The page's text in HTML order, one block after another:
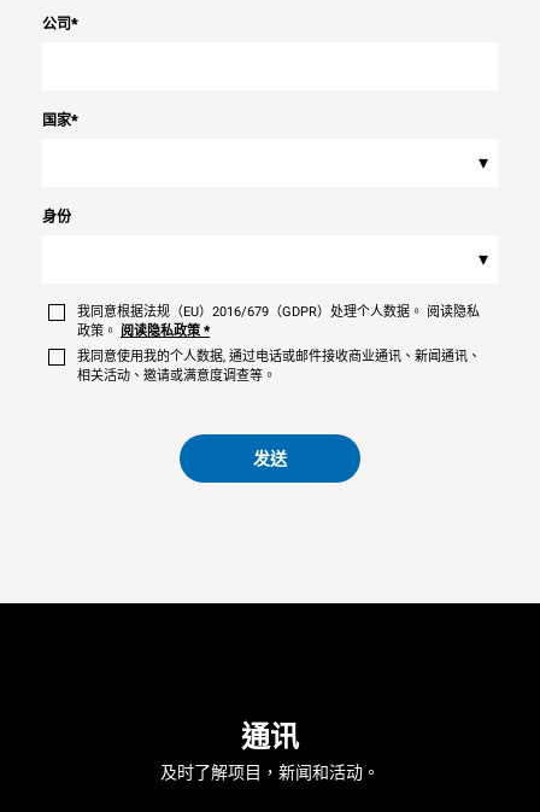
公司*
国家*
▾
身份
▾
我同意根据法规（EU）2016/679（GDPR）处理个人数据。 阅读隐私
政策。 阅读隐私政策 *
我同意使用我的个人数据, 通过电话或邮件接收商业通讯、新闻通讯、
相关活动、邀请或满意度调查等。
发送
通讯
及时了解项目，新闻和活动。